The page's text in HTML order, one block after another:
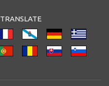
TRANSLATE